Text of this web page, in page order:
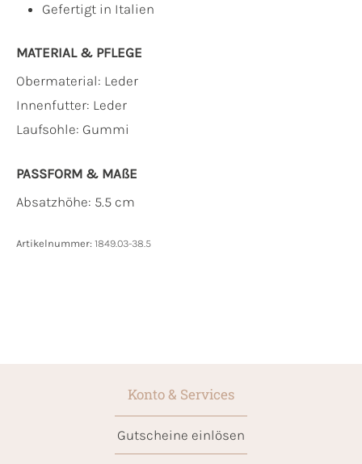
Gefertigt in Italien
MATERIAL & PFLEGE
Obermaterial: Leder
Innenfutter: Leder
Laufsohle: Gummi
PASSFORM & MAẞE
Absatzhöhe: 5.5 cm
Artikelnummer: 1849.03-38.5
Konto & Services
Gutscheine einlösen